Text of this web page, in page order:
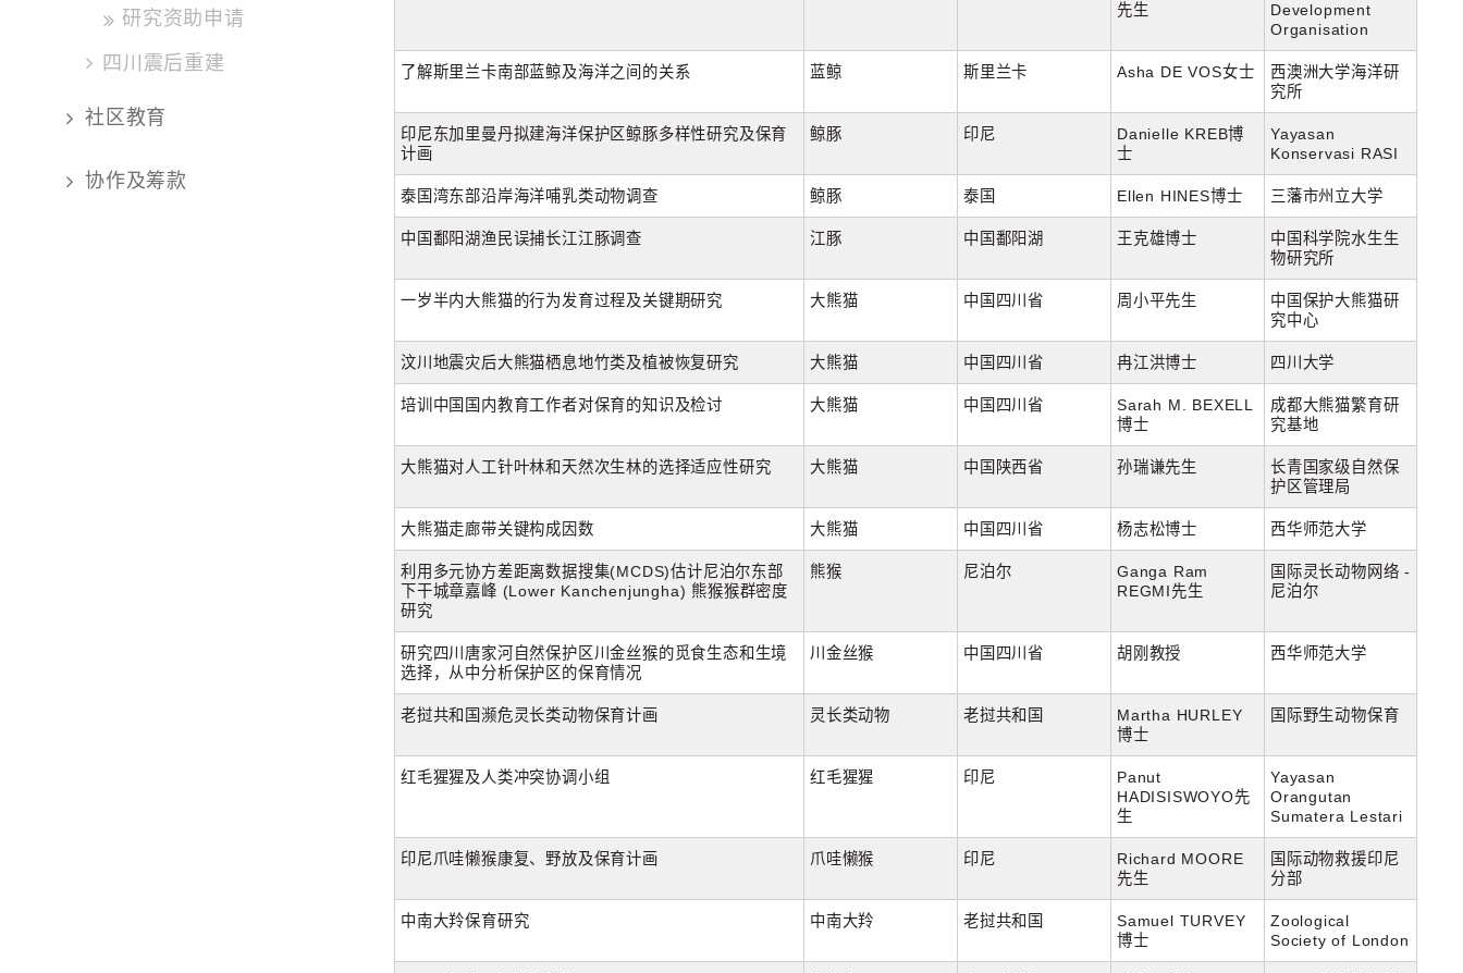
研究资助申请
四川震后重建
社区教育
协作及筹款
先生
Development
Organisation
了解斯里兰卡南部蓝鲸及海洋之间的关系 蓝鲸 斯里兰卡 Asha DE VOS女士
西澳洲大学海洋研
究所
印尼东加里曼丹拟建海洋保护区鲸豚多样性研究及保育
计画
鲸豚 印尼
Danielle KREB博
士
Yayasan
Konservasi RASI
泰国湾东部沿岸海洋哺乳类动物调查 鲸豚 泰国 Ellen HINES博士 三藩市州立大学
中国鄱阳湖渔民误捕长江江豚调查 江豚 中国鄱阳湖 王克雄博士
中国科学院水生生
物研究所
一岁半内大熊猫的行为发育过程及关键期研究 大熊猫 中国四川省 周小平先生
中国保护大熊猫研
究中心
汶川地震灾后大熊猫栖息地竹类及植被恢复研究 大熊猫 中国四川省 冉江洪博士 四川大学
培训中国国内教育工作者对保育的知识及检讨 大熊猫 中国四川省
Sarah M. BEXELL
博士
成都大熊猫繁育研
究基地
大熊猫对人工针叶林和天然次生林的选择适应性研究 大熊猫 中国陕西省 孙瑞谦先生
长青国家级自然保
护区管理局
大熊猫走廊带关键构成因数 大熊猫 中国四川省 杨志松博士 西华师范大学
利用多元协方差距离数据搜集(MCDS)估计尼泊尔东部
下干城章嘉峰 (Lower Kanchenjungha) 熊猴猴群密度
研究
熊猴 尼泊尔
Ganga Ram
REGMI先生
国际灵长动物网络 -
尼泊尔
研究四川唐家河自然保护区川金丝猴的觅食生态和生境
选择，从中分析保护区的保育情况
川金丝猴 中国四川省 胡刚教授 西华师范大学
老挝共和国濒危灵长类动物保育计画 灵长类动物 老挝共和国
Martha HURLEY
博士
国际野生动物保育
红毛猩猩及人类冲突协调小组 红毛猩猩 印尼
Panut
HADISISWOYO先
生
Yayasan
Orangutan
Sumatera Lestari
印尼爪哇懒猴康复、野放及保育计画 爪哇懒猴 印尼
Richard MOORE
先生
国际动物救援印尼
分部
中南大羚保育研究 中南大羚 老挝共和国
Samuel TURVEY
博士
Zoological
Society of London